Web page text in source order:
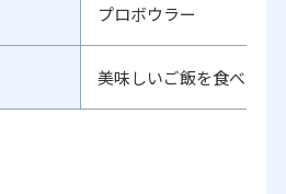
プロボウラー
美味しいご飯を食べに行